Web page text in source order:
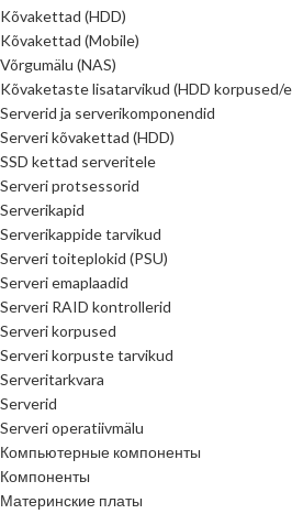
Kõvakettad (HDD)
Kõvakettad (Mobile)
Võrgumälu (NAS)
Kõvaketaste lisatarvikud (HDD korpused/
Serverid ja serverikomponendid
Serveri kõvakettad (HDD)
SSD kettad serveritele
Serveri protsessorid
Serverikapid
Serverikappide tarvikud
Serveri toiteplokid (PSU)
Serveri emaplaadid
Serveri RAID kontrollerid
Serveri korpused
Serveri korpuste tarvikud
Serveritarkvara
Serverid
Serveri operatiivmälu
Компьютерные компоненты
Компоненты
Материнские платы